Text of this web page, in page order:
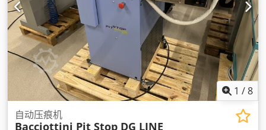
1 /8
自动压痕机
Bacciottini Pit Stop DG LINE